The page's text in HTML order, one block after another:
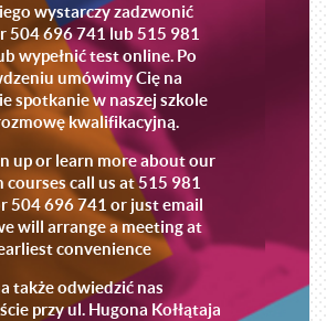
wystarczy zadzwonić
504 696 741 lub 515 981
wypełnić test online. Po
umówimy Cię na
spotkanie w naszej szkole
kwalifikacyjną.
up or learn more about our
courses call us at 515 981
504 696 741 or just email
will arrange a meeting at
convenience
także odwiedzić nas
przy ul. Hugona Kołłątaja